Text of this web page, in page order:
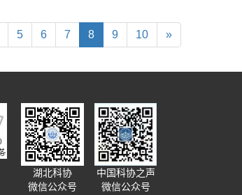
5 6 7 8 9 10 »
湖北科协
微信公众号
中国科协之声
微信公众号